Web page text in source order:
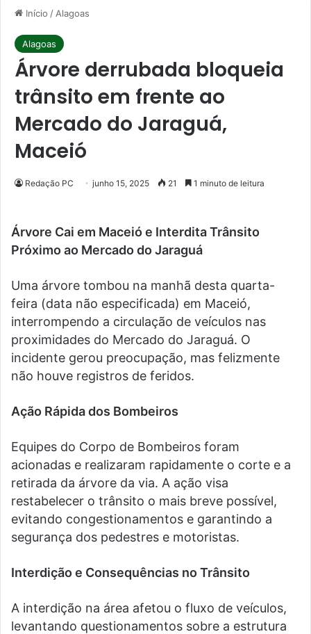
Início / Alagoas
Alagoas
Árvore derrubada bloqueia
trânsito em frente ao
Mercado do Jaraguá,
Maceió
Redação PC junho 15, 2025 21 1 minuto de leitura
Árvore Cai em Maceió e Interdita Trânsito
Próximo ao Mercado do Jaraguá
Uma árvore tombou na manhã desta quarta-
feira (data não especificada) em Maceió,
interrompendo a circulação de veículos nas
proximidades do Mercado do Jaraguá. O
incidente gerou preocupação, mas felizmente
não houve registros de feridos.
Ação Rápida dos Bombeiros
Equipes do Corpo de Bombeiros foram
acionadas e realizaram rapidamente o corte e a
retirada da árvore da via. A ação visa
restabelecer o trânsito o mais breve possível,
evitando congestionamentos e garantindo a
segurança dos pedestres e motoristas.
Interdição e Consequências no Trânsito
A interdição na área afetou o fluxo de veículos,
levantando questionamentos sobre a estrutura